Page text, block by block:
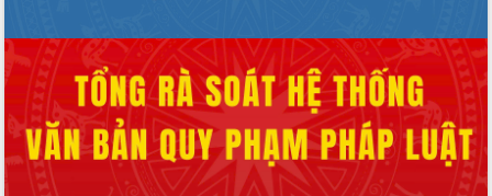
Trình diễn nghệ thuật chế biến các
món ăn từ sầu riêng
Đắk Lắk công bố Quy hoạch và xúc
tiến đầu tư tỉnh
Ngành cá ngừ Đắk Lắk chủ động thích
ứng để giữ vững thị trường xuất khẩu